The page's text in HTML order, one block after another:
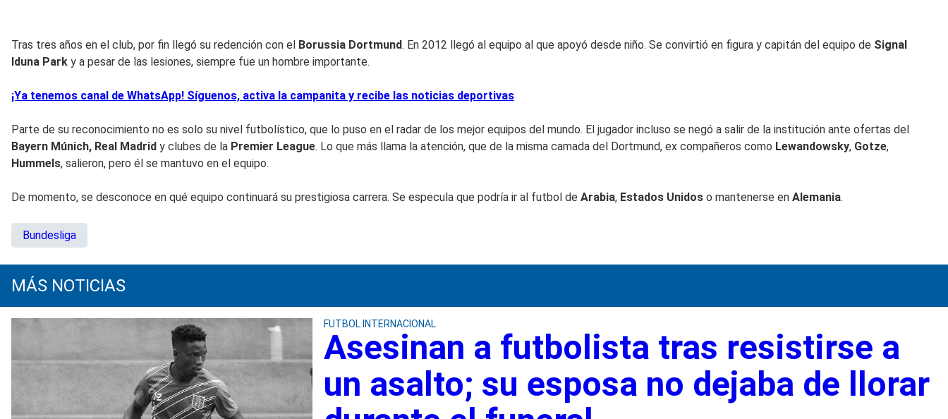
Tras tres años en el club, por fin llegó su redención con el Borussia Dortmund. En 2012 llegó al equipo al que apoyó desde niño. Se convirtió en figura y capitán del equipo de Signal
Iduna Park y a pesar de las lesiones, siempre fue un hombre importante.
¡Ya tenemos canal de WhatsApp! Síguenos, activa la campanita y recibe las noticias deportivas
Parte de su reconocimiento no es solo su nivel futbolístico, que lo puso en el radar de los mejor equipos del mundo. El jugador incluso se negó a salir de la institución ante ofertas del
Bayern Múnich, Real Madrid y clubes de la Premier League. Lo que más llama la atención, que de la misma camada del Dortmund, ex compañeros como Lewandowsky, Gotze,
Hummels, salieron, pero él se mantuvo en el equipo.
De momento, se desconoce en qué equipo continuará su prestigiosa carrera. Se especula que podría ir al futbol de Arabia, Estados Unidos o mantenerse en Alemania.
Bundesliga
MÁS NOTICIAS
FUTBOL INTERNACIONAL
Asesinan a futbolista tras resistirse a
un asalto; su esposa no dejaba de llorar